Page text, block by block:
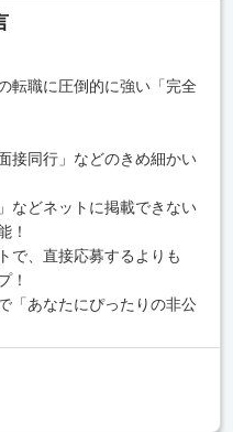
転職に圧倒的に強い「完全
接同行」などのきめ細かい
などネットに掲載できない
！
で、直接応募するよりも
！
「あなたにぴったりの非公